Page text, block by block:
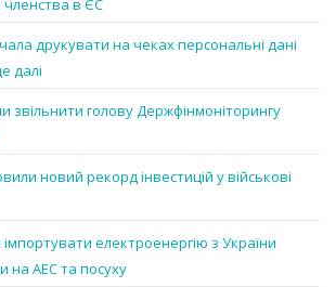
членства в ЄС
друкувати на чеках персональні дані
далі
звільнити голову Держфінмоніторингу
новий рекорд інвестицій у військові
електроенергію з України
на АЕС та посуху